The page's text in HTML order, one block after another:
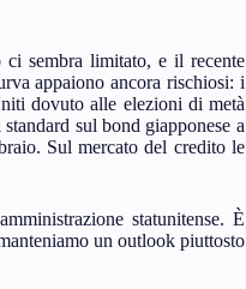
sembra limitato, e il recente
appaiono ancora rischiosi: i
dovuto alle elezioni di metà
sul bond giapponese a
Sul mercato del credito le
statunitense. È
un outlook piuttosto